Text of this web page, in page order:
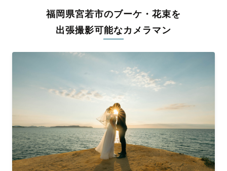
料金は全国どこでも一律。わかりやすく安心の価格設定です。オ
リジナルの研修と厳正な審査に合格し、撮影技術やホスピタリテ
ィを身につけたプロのカメラマンが全国47都道府県に在籍してい
丁寧なレタッチで思い出を美しく仕上げます
撮影後は、独自の編集技術で写真の明るさや色合いを丁寧に調
整。自然な雰囲気を残しつつも、おしゃれで洗練された仕上がり
に。きっと「こんな写真を撮ってほしかった！」と思える一枚に
出会えます。まずは、ラブグラフの 撮影事例をご覧ください。
福岡県宮若市のブーケ・花束を
出張撮影可能なカメラマン